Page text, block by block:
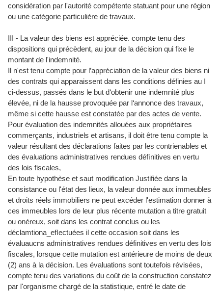
considération par l'autorité compétente statuant pour une région
ou une catégorie particulière de travaux.
III - La valeur des biens est appréciée. compte tenu des
dispositions qui précèdent, au jour de la décision qui fixe le
montant de l'indemnité.
Il n'est tenu compte pour l’appréciation de la valeur des biens ni
des contrats qui apparaissent dans les conditions définies au I
ci-dessus, passés dans le but d‘obtenir une indemnité plus
élevée, ni de la hausse provoquée par l‘annonce des travaux,
même si cette hausse est constatée par des actes de vente.
Pour évaluation des indemnités allouées aux propriétaires
commerçants, industriels et artisans, il doit être tenu compte la
valeur résultant des déclarations faites par les contrienables et
des évaluations administratives rendues déﬁnitives en vertu
des lois fiscales,
En toute hypothèse et saut modification Justifiée dans la
consistance ou l'état des lieux, la valeur donnée aux immeubles
et droits réels immobiliers ne peut excéder l'estimation donner à
ces immeubles lors de leur plus récente mutation a titre gratuit
ou onéreux, soit dans les contrat conclus ou les
déclamtiona_eﬂectuées il cette occasion soit dans les
évaluaucns administratives rendues définitives en vertu des lois
ﬁscales, lorsque cette mutation est antérieure de moins de deux
(2) ans à la décision. Les évaluations sont toutefois révisées,
compte tenu des variations du coût de la construction constatez
par l'organisme chargé de la statistique, entré le date de